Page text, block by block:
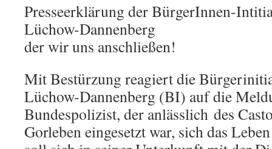
Presseerklärung der BürgerInnen-
Lüchow-Dannenberg
der wir uns anschließen!
Mit Bestürzung reagiert die
Lüchow-Dannenberg (BI) auf die
Bundespolizist, der anlässlich des
Gorleben eingesetzt war, sich das